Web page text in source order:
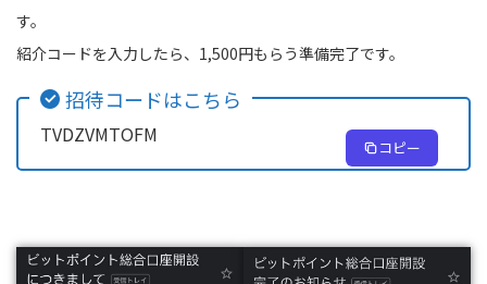
す。
紹介コードを入力したら、1,500円もらう準備完了です。
招待コードはこちら
TVDZVMTOFM
コピー